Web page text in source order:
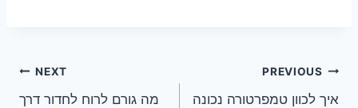
ניווט
PREVIOUS
איך לכוון טמפרטורה נכונה
NEXT
מה גורם לרוח לחדור דרך